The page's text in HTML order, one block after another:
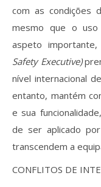
com as condições
mesmo que o
aspeto
Safety Executive)
nível internacional
entanto, mantém
e sua
de ser aplicado
transcendem a
CONFLITOS DE